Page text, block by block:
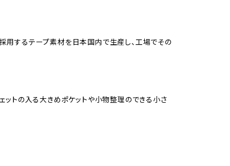
用するテープ素材を日本国内で生産し、工場でその
ットの入る大きめポケットや小物整理のできる小さ